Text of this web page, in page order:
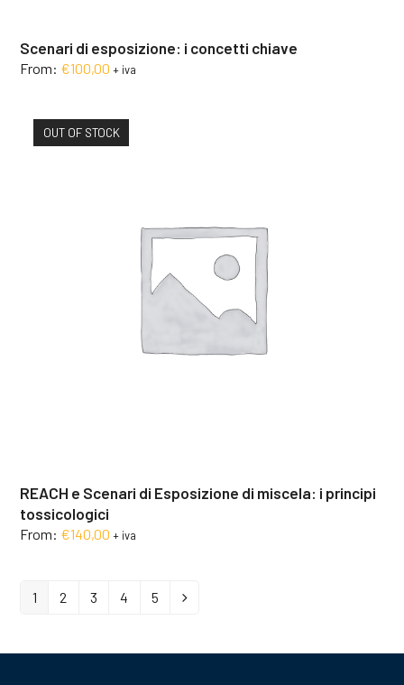
Scenari di esposizione: i concetti chiave
From: €100,00 + iva
OUT OF STOCK
REACH e Scenari di Esposizione di miscela: i principi
tossicologici
From: €140,00 + iva
1 2 3 4 5